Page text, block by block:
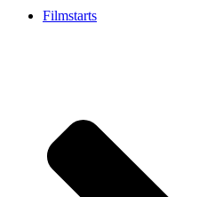
Filmstarts